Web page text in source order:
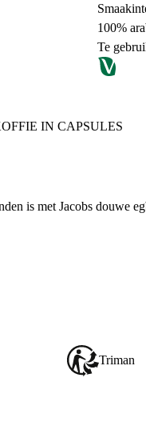
100%
Te
IN CAPSULES
is met Jacobs douwe
Triman